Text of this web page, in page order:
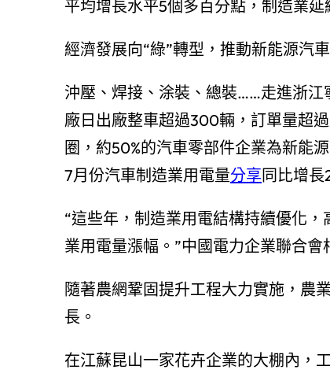
平均增長水平5個多百分點，制造業延
經濟發展向“綠”轉型，推動新能源汽
沖壓、焊接、涂裝、總裝……走進浙江
廠日出廠整車超過300輛，訂單量超
圈，約50%的汽車零部件企業為新能
7月份汽車制造業用電量分享同比增長
“這些年，制造業用電結構持續優化
業用電量漲幅。”中國電力企業聯合會
隨著農網鞏固提升工程大力實施，農
長。
在江蘇昆山一家花卉企業的大棚內，